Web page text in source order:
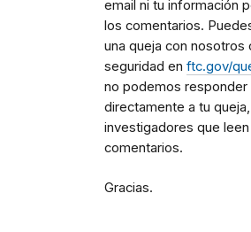
email ni tu información
los comentarios.
una queja con nosotros
seguridad en ftc.gov/
no podemos responder
directamente a tu
investigadores que
comentarios.
Gracias.